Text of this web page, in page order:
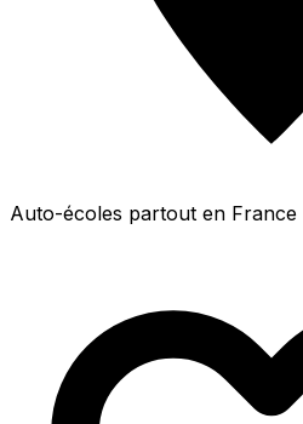
Auto-écoles partout en France